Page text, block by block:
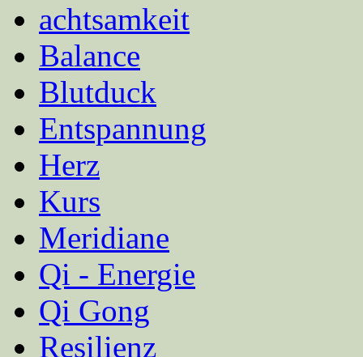
achtsamkeit
Balance
Blutduck
Entspannung
Herz
Kurs
Meridiane
Qi - Energie
Qi Gong
Resilienz